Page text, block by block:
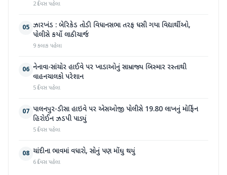
2 દિવસ પહેલા
05 ઝારખંડ : બેરિકેડ તોડી વિધાનસભા તરફ ધસી ગયા વિદ્યાર્થીઓ,
પોલીસે કર્યો લાઠીચાર્જ
9 કલાક પહેલા
06 નેનાવા-સાંચોર હાઈવે પર ખાડાઓનું સામ્રાજ્ય બિસ્માર રસ્તાથી
વાહનચાલકો પરેશાન
5 દિવસ પહેલા
07 પાલનપુર-ડીસા હાઇવે પર એસઓજી પોલીસે 19.80 લાખનું મોર્ફિન
હિરોઈન ઝડપી પાડ્યું
5 દિવસ પહેલા
08 ચાંદીના ભાવમાં વધારો, સોનું પણ મોંઘુ થયું
6 દિવસ પહેલા